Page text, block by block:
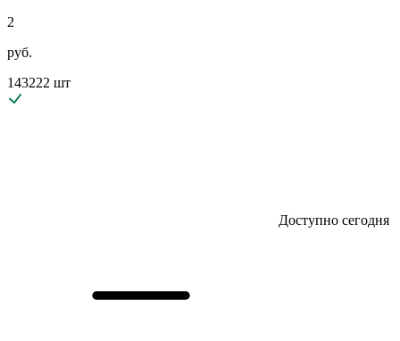
2
руб.
143222 шт
Доступно сегодня